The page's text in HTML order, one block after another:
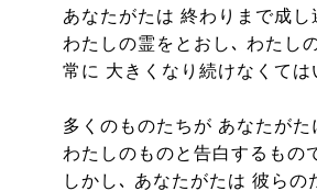
あなたがたは 終わりまで成し
わたしの霊をとおし､ わたし
常に 大きくなり続けなくては
多くのものたちが あなたがた
わたしのものと告白するもの
しかし､ あなたがたは 彼らの